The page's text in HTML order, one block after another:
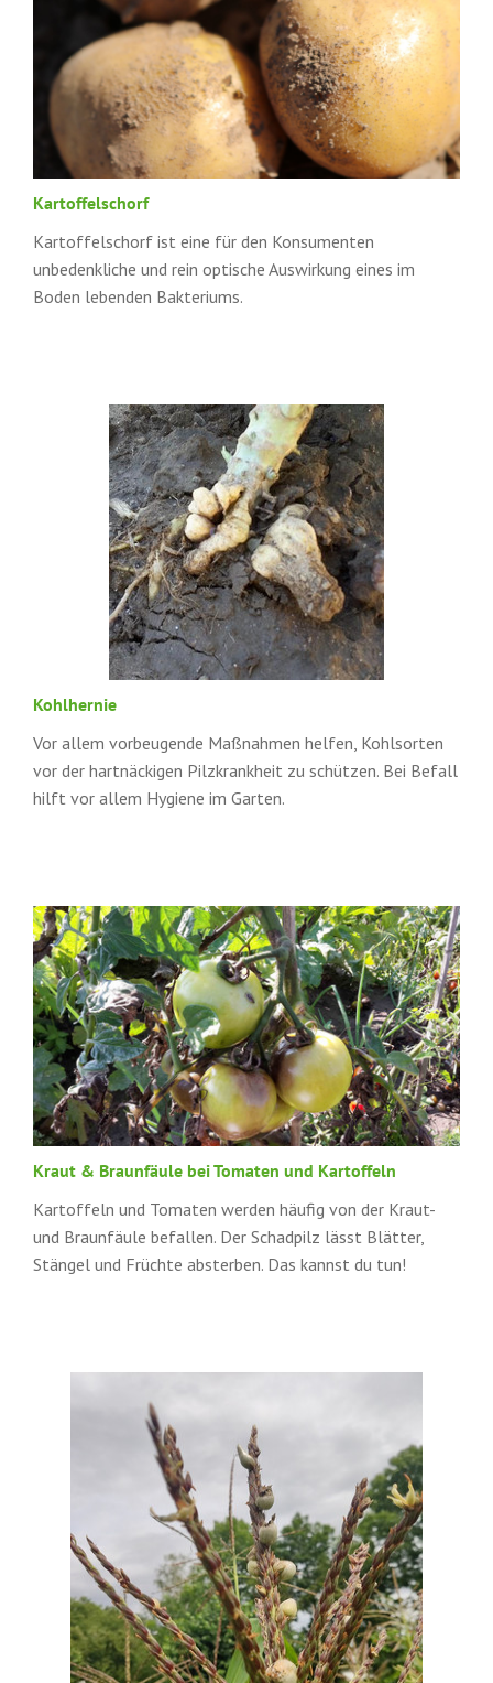
Kartoffelschorf
Kartoffelschorf ist eine für den Konsumenten
unbedenkliche und rein optische Auswirkung eines im
Boden lebenden Bakteriums.
Kohlhernie
Vor allem vorbeugende Maßnahmen helfen, Kohlsorten
vor der hartnäckigen Pilzkrankheit zu schützen. Bei Befall
hilft vor allem Hygiene im Garten.
Kraut & Braunfäule bei Tomaten und Kartoffeln
Kartoffeln und Tomaten werden häufig von der Kraut-
und Braunfäule befallen. Der Schadpilz lässt Blätter,
Stängel und Früchte absterben. Das kannst du tun!